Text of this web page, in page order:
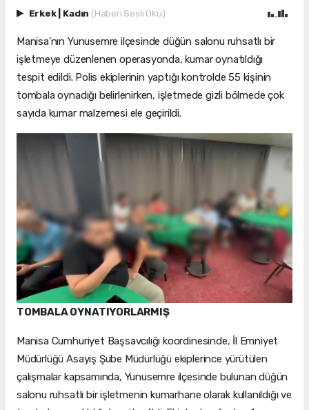
Erkek Kadın (Haberi Sesli Oku)
Manisa'nın Yunusemre ilçesinde düğün salonu ruhsatlı bir
işletmeye düzenlenen operasyonda, kumar oynatıldığı
tespit edildi. Polis ekiplerinin yaptığı kontrolde 55 kişinin
tombala oynadığı belirlenirken, işletmede gizli bölmede çok
sayıda kumar malzemesi ele geçirildi.
TOMBALA OYNATIYORLARMIŞ
Manisa Cumhuriyet Başsavcılığı koordinesinde, İl Emniyet
Müdürlüğü Asayiş Şube Müdürlüğü ekiplerince yürütülen
çalışmalar kapsamında, Yunusemre ilçesinde bulunan düğün
salonu ruhsatlı bir işletmenin kumarhane olarak kullanıldığı ve